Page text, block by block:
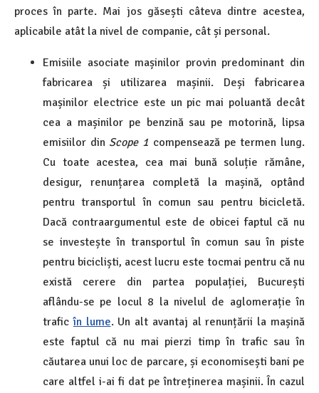
proces în parte. Mai jos găsești câteva dintre acestea,
aplicabile atât la nivel de companie, cât și personal.
Emisiile asociate mașinilor provin predominant din
fabricarea și utilizarea mașinii. Deși fabricarea
mașinilor electrice este un pic mai poluantă decât
cea a mașinilor pe benzină sau pe motorină, lipsa
emisiilor din Scope 1 compensează pe termen lung.
Cu toate acestea, cea mai bună soluție rămâne,
desigur, renunțarea completă la mașină, optând
pentru transportul în comun sau pentru bicicletă.
Dacă contraargumentul este de obicei faptul că nu
se investește în transportul în comun sau în piste
pentru bicicliști, acest lucru este tocmai pentru că nu
există cerere din partea populației, București
aflându-se pe locul 8 la nivelul de aglomerație în
traficîn lume. Un alt avantaj al renunțării la mașină
este faptul că nu mai pierzi timp în trafic sau în
căutarea unui loc de parcare, și economisești bani pe
care altfel i-ai fi dat pe întreținerea mașinii. În cazul